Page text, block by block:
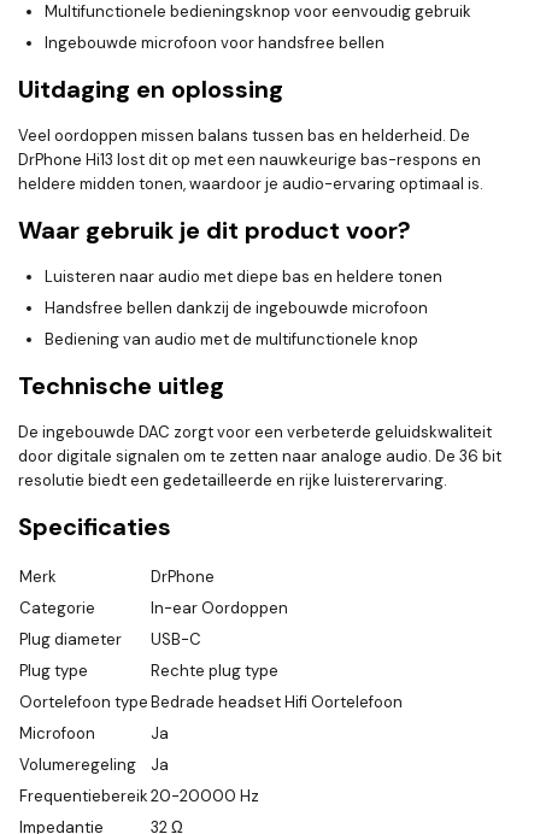
Multifunctionele bedieningsknop voor eenvoudig gebruik
Ingebouwde microfoon voor handsfree bellen
Uitdaging en oplossing
Veel oordoppen missen balans tussen bas en helderheid. De
DrPhone Hi13 lost dit op met een nauwkeurige bas-respons en
heldere midden tonen, waardoor je audio-ervaring optimaal is.
Waar gebruik je dit product voor?
Luisteren naar audio met diepe bas en heldere tonen
Handsfree bellen dankzij de ingebouwde microfoon
Bediening van audio met de multifunctionele knop
Technische uitleg
De ingebouwde DAC zorgt voor een verbeterde geluidskwaliteit
door digitale signalen om te zetten naar analoge audio. De 36 bit
resolutie biedt een gedetailleerde en rijke luisterervaring.
Specificaties
Merk
DrPhone
Categorie
In-ear Oordoppen
Plug diameter
USB-C
Plug type
Rechte plug type
Oortelefoon typeBedrade headset Hifi Oortelefoon
Microfoon
Ja
Volumeregeling
Ja
Frequentiebereik20-20000 Hz
Impedantie
32 Ω